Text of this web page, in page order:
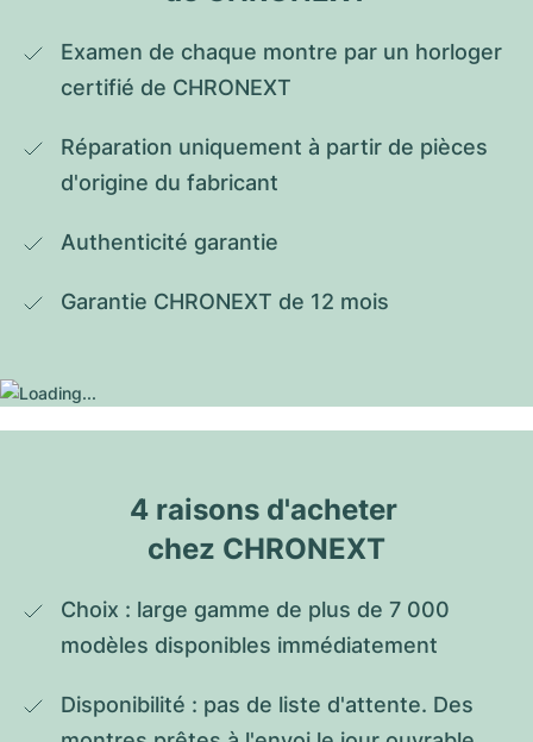
Examen de chaque montre par un horloger
certifié de CHRONEXT
Réparation uniquement à partir de pièces
d'origine du fabricant
Authenticité garantie
Garantie CHRONEXT de 12 mois
4 raisons d'acheter
chez CHRONEXT
Choix : large gamme de plus de 7 000
modèles disponibles immédiatement
Disponibilité : pas de liste d'attente. Des